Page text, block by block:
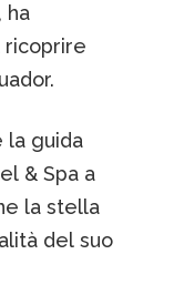
ha
ricoprire
la guida
& Spa a
la stella
del suo